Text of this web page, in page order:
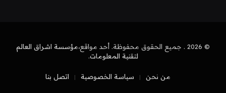
© 2026 . جميع الحقوق محفوظة. أحد مواقع،
مؤسسة اشراق العالم
لتقنية المعلومات.
من نحن سياسة الخصوصية اتصل بنا